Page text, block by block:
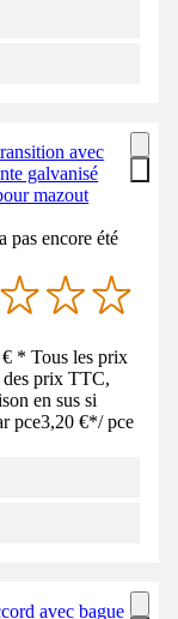
avec
galvanisé
mazout
pas encore été
* Tous les prix
des prix TTC,
en sus si
pce3,20 €*/ pce
avec bague